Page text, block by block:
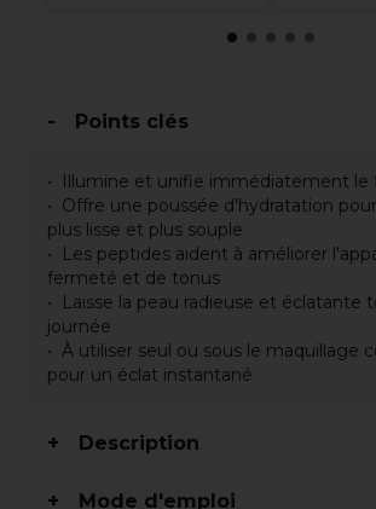
Points clés
Illumine et unifie immédiatement le
Offre une poussée d'hydratation
plus lisse et plus souple
Les peptides aident à améliorer
fermeté et de tonus
Laisse la peau radieuse et éclatante
journée
À utiliser seul ou sous le maquillage
pour un éclat instantané
Description
Mode d'emploi